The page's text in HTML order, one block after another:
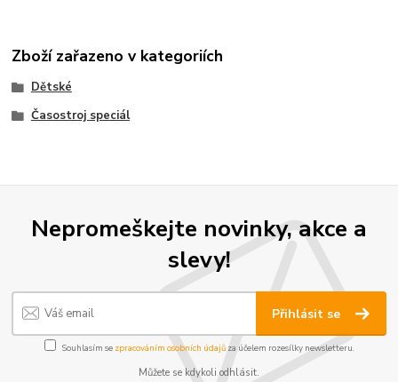
Zboží zařazeno v kategoriích
Dětské
Časostroj speciál
Nepromeškejte novinky, akce a
slevy!
Přihlásit se
Souhlasím se zpracováním osobních údajůza účelem rozesílky newsletteru.
Můžete se kdykoli odhlásit.